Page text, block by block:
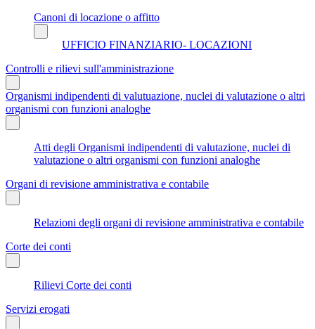
Canoni di locazione o affitto
UFFICIO FINANZIARIO- LOCAZIONI
Controlli e rilievi sull'amministrazione
Organismi indipendenti di valutuazione, nuclei di valutazione o altri
organismi con funzioni analoghe
Atti degli Organismi indipendenti di valutazione, nuclei di
valutazione o altri organismi con funzioni analoghe
Organi di revisione amministrativa e contabile
Relazioni degli organi di revisione amministrativa e contabile
Corte dei conti
Rilievi Corte dei conti
Servizi erogati